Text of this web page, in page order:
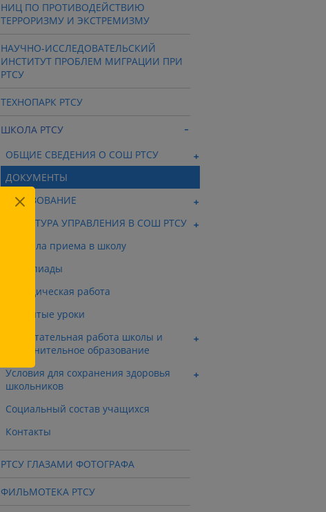
НИЦ ПО ПРОТИВОДЕЙСТВИЮ
ТЕРРОРИЗМУ И ЭКСТРЕМИЗМУ
НАУЧНО-ИССЛЕДОВАТЕЛЬСКИЙ
ИНСТИТУТ ПРОБЛЕМ МИГРАЦИИ ПРИ
РТСУ
ТЕХНОПАРК РТСУ
ШКОЛА РТСУ
ОБЩИЕ СВЕДЕНИЯ О СОШ РТСУ
ДОКУМЕНТЫ
ОБРАЗОВАНИЕ
СТРУКТУРА УПРАВЛЕНИЯ В СОШ РТСУ
Правила приема в школу
Олимпиады
Методическая работа
Открытые уроки
Воспитательная работа школы и
дополнительное образование
Условия для сохранения здоровья
школьников
Социальный состав учащихся
Контакты
РТСУ ГЛАЗАМИ ФОТОГРАФА
ФИЛЬМОТЕКА РТСУ